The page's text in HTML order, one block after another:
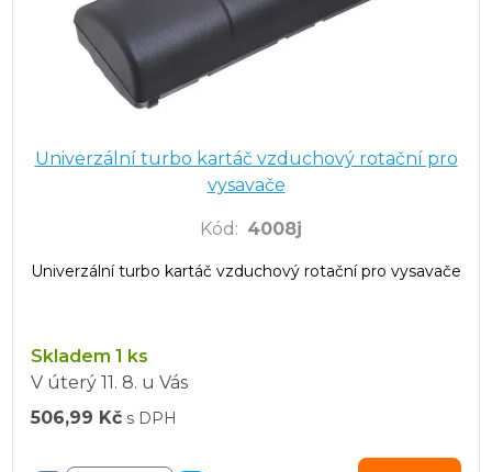
Univerzální turbo kartáč vzduchový rotační pro
vysavače
Kód : 4008j
Univerzální turbo kartáč vzduchový rotační pro vysavače
Skladem 1 ks
V úterý 11. 8. u Vás
506,99 Kč s DPH